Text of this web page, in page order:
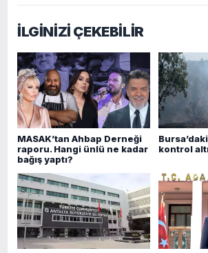
İLGİNİZİ ÇEKEBİLİR
MASAK’tan Ahbap Derneği
raporu. Hangi ünlü ne kadar
bağış yaptı?
kontrol